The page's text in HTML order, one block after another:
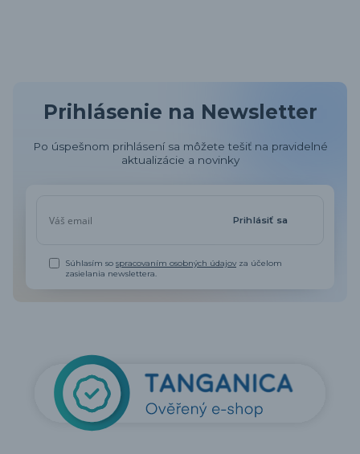
Prihlásenie na Newsletter
Po úspešnom prihlásení sa môžete tešiť na pravidelné
aktualizácie a novinky
Prihlásiť sa
Súhlasím sospracovaním osobných údajov za účelom
zasielania newslettera.